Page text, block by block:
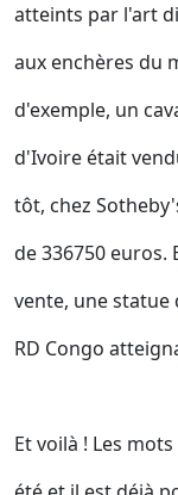
atteints par l'art
aux enchères du
d'exemple, un
d'Ivoire était
tôt, chez
de 336750 euros.
vente, une statue
RD Congo
Et voilà ! Les